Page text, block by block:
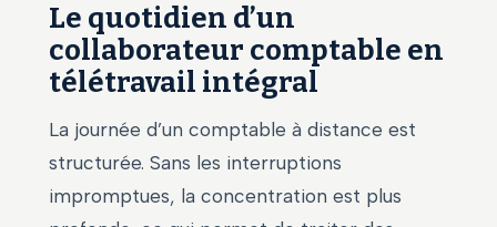
Le quotidien d’un
collaborateur comptable en
télétravail intégral
La journée d’un comptable à distance est
structurée. Sans les interruptions
impromptues, la concentration est plus